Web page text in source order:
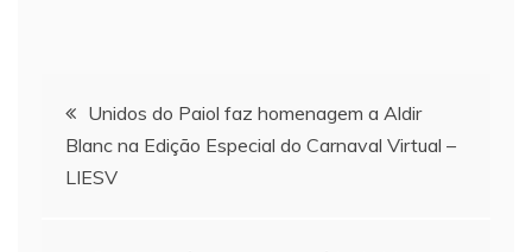
Navegação
de
Unidos do Paiol faz homenagem a Aldir
Blanc na Edição Especial do Carnaval Virtual –
LIESV